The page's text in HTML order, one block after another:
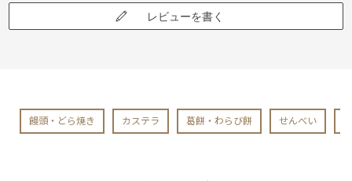
レビューを書く
饅頭・どら焼き カステラ 葛餅・わらび餅 せんべい